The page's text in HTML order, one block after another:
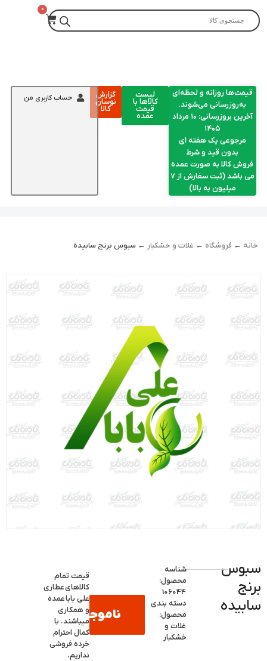
قیمت‌ها روزانه و لحظه‌ای
به‌روزرسانی می‌شوند.
آخرین بروزرسانی: ۱۰ مرداد
۱۴۰۵
مرجوعی یک هفته ای
بدون قید و شرط
فروش کالا به صورت عمده
می باشد (ثبت سفارش از 7
میلیون به بالا)
لیست
کالاها با
قیمت
عمده
گزارش
نوسان
کالا
حساب کاربری من
خانه ← فروشگاه ← غلات و خشکبار ← سبوس برنج سابیده
سبوس
برنج
سابیده
شناسه
محصول:
دسته بندی
محصول:
غلات و
خشکبار
ناموجود
قیمت تمام
کالاهایعطاری
علی باباعمده
و همکاری
میباشند. با
کمال احترام
خرده فروشی
نداریم.